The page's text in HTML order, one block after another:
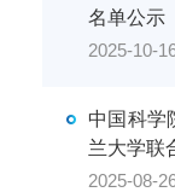
名单公示
2025-10-
中国科学
兰大学联
2025-08-